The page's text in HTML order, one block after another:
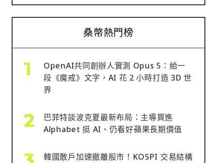
桑幣熱門榜
OpenAI共同創辦人實測 Opus 5：給一
段《魔戒》文字，AI 花 2 小時打造 3D 世
界
巴菲特談波克夏最新布局：主導買進
Alphabet 挺 AI、仍看好蘋果長期價值
韓國散戶加速撤離股市！KOSPI 交易結構